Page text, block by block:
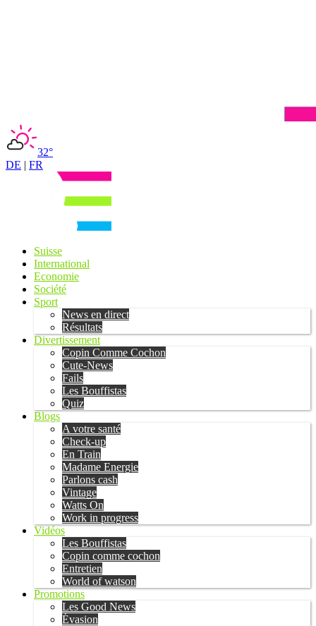
32°
DE | FR
Suisse
International
Economie
Société
Sport
News en direct
Résultats
Divertissement
Copin Comme Cochon
Cute-News
Fails
Les Bouffistas
Quiz
Blogs
A votre santé
Check-up
En Train
Madame Energie
Parlons cash
Vintage
Watts On
Work in progress
Vidéos
Les Bouffistas
Copin comme cochon
Entretien
World of watson
Promotions
Les Good News
Évasion